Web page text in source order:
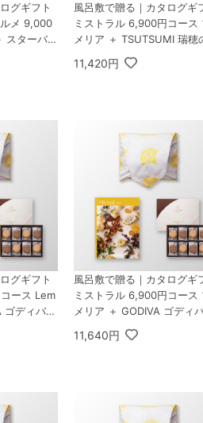
グギフト
メ 9,000
スターバッ
ナルドリッ
風呂敷で贈る｜カタログギ
ミストラル 6,900円コース
メリア ＋ TSUTSUMI 瑞穂
11,420円
グギフト
ース Lem
ゴディバ
アソート
風呂敷で贈る｜カタログギ
ミストラル 6,900円コース
メリア ＋ GODIVA ゴディ
ングドシャクッキーアソー
ント 30枚入
11,640円